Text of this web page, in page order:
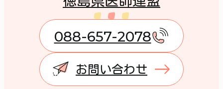
088-657-2078
お問い合わせ